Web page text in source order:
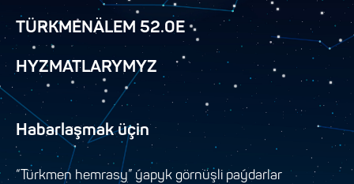
TÜRKMENÄLEM 52.0E
HYZMATLARYMYZ
Habarlaşmak üçin
“Türkmen hemrasy” ýapyk görnüşli paýdarlar